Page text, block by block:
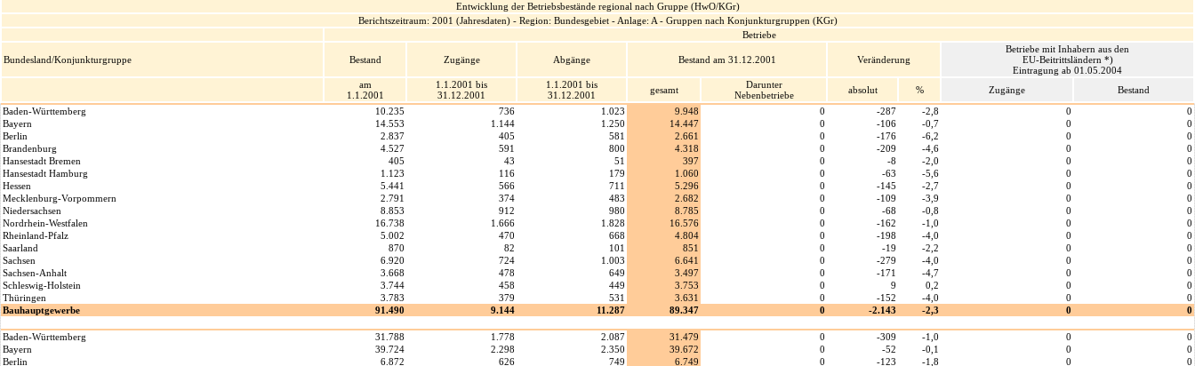
Entwicklung der Betriebsbestände regional nach Gruppe (HwO/KGr)
Berichtszeitraum: 2001 (Jahresdaten) - Region: Bundesgebiet - Anlage: A - Gruppen nach Konjunkturgruppen (KGr)
Betriebe
Bundesland/Konjunkturgruppe Bestand Zugänge Abgänge Bestand am 31.12.2001 Veränderung
Betriebe mit Inhabern aus den
EU-Beitrittsländern *)
Eintragung ab 01.05.2004
am
1.1.2001
1.1.2001 bis
31.12.2001
1.1.2001 bis
31.12.2001
gesamt
Darunter
Nebenbetriebe
absolut % Zugänge
Bestand
Baden-Württemberg
10.235 736 1.023 9.948 0 -287 -2,8 0
0
Bayern
14.553 1.144 1.250 14.447 0 -106 -0,7 0
0
Berlin
2.837 405 581 2.661 0 -176 -6,2 0
0
Brandenburg
4.527 591 800 4.318 0 -209 -4,6 0
0
Hansestadt Bremen
405 43 51 397 0 -8 -2,0 0
0
Hansestadt Hamburg
1.123 116 179 1.060 0 -63 -5,6 0
0
Hessen
5.441 566 711 5.296 0 -145 -2,7 0
0
Mecklenburg-Vorpommern
2.791 374 483 2.682 0 -109 -3,9 0
0
Niedersachsen
8.853 912 980 8.785 0 -68 -0,8 0
0
Nordrhein-Westfalen
16.738 1.666 1.828 16.576 0 -162 -1,0 0
0
Rheinland-Pfalz
5.002 470 668 4.804 0 -198 -4,0 0
0
Saarland
870 82 101 851 0 -19 -2,2 0
0
Sachsen
6.920 724 1.003 6.641 0 -279 -4,0 0
0
Sachsen-Anhalt
3.668 478 649 3.497 0 -171 -4,7 0
0
Schleswig-Holstein
3.744 458 449 3.753 0 9 0,2 0
0
Thüringen
3.783 379 531 3.631 0 -152 -4,0 0
0
Bauhauptgewerbe
91.490 9.144 11.287 89.347 0 -2.143 -2,3 0 0
Baden-Württemberg 31.788 1.778 2.087 31.479 0 -309 -1,0 0
0
Bayern
39.724 2.298 2.350 39.672 0 -52 -0,1 0
0
Berlin
6.872 626 749 6.749 0 -123 -1,8 0
0